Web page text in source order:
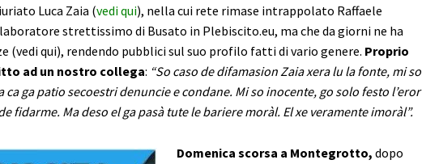
Luca Zaia (vedi qui), nella cui rete rimase intrappolato Raffaele
strettissimo di Busato in Plebiscito.eu, ma che da giorni ne ha
(vedi qui), rendendo pubblici sul suo profilo fatti di vario genere. Proprio
ad un nostro collega: “So caso de difamasion Zaia xera lu la fonte, mi so
ca ga patio secoestri denuncie e condane. Mi so inocente, go solo festo l’eror
fidarme. Ma deso el ga pasà tute le bariere moràl. El xe veramente imoràl”.
Domenica scorsa a Montegrotto, dopo